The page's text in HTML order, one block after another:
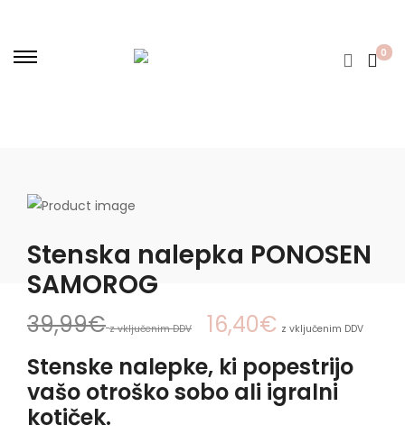
0
Stenska nalepka PONOSEN
SAMOROG
39,99€ z vključenim DDV 16,40€ z vključenim DDV
Stenske nalepke, ki popestrijo
vašo otroško sobo ali igralni
kotiček.